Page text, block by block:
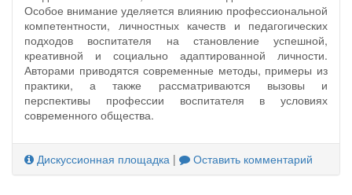
Особое внимание уделяется влиянию профессиональной
компетентности, личностных качеств и педагогических
подходов воспитателя на становление успешной,
креативной и социально адаптированной личности.
Авторами приводятся современные методы, примеры из
практики, а также рассматриваются вызовы и
перспективы профессии воспитателя в условиях
современного общества.
Дискуссионная площадка | Оставить комментарий